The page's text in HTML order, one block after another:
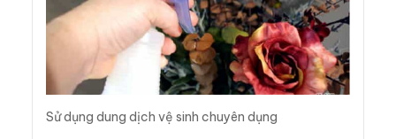
Sử dụng dung dịch vệ sinh chuyên dụng